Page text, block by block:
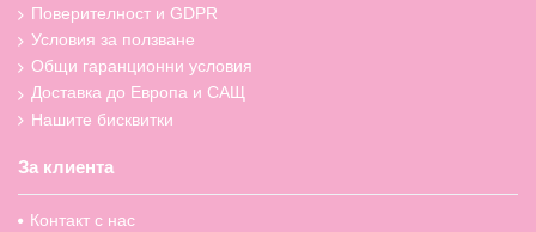
Поверителност и GDPR
Условия за ползване
Общи гаранционни условия
Доставка до Европа и САЩ
Нашите бисквитки
За клиента
Контакт с нас